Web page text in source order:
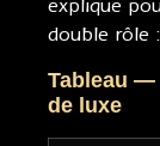
explique
double rôle :
Tableau —
de luxe